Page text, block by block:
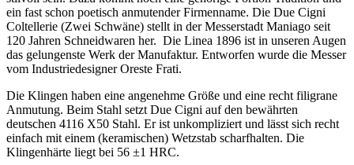
ein fast schon poetisch anmutender Firmenname. Die Due Cigni
Coltellerie (Zwei Schwäne) stellt in der Messerstadt Maniago seit
120 Jahren Schneidwaren her. Die Linea 1896 ist in unseren Augen
das gelungenste Werk der Manufaktur. Entworfen wurde die Messer
vom Industriedesigner Oreste Frati.
Die Klingen haben eine angenehme Größe und eine recht filigrane
Anmutung. Beim Stahl setzt Due Cigni auf den bewährten
deutschen 4116 X50 Stahl. Er ist unkompliziert und lässt sich recht
einfach mit einem (keramischen) Wetzstab scharfhalten. Die
Klingenhärte liegt bei 56 ±1 HRC.